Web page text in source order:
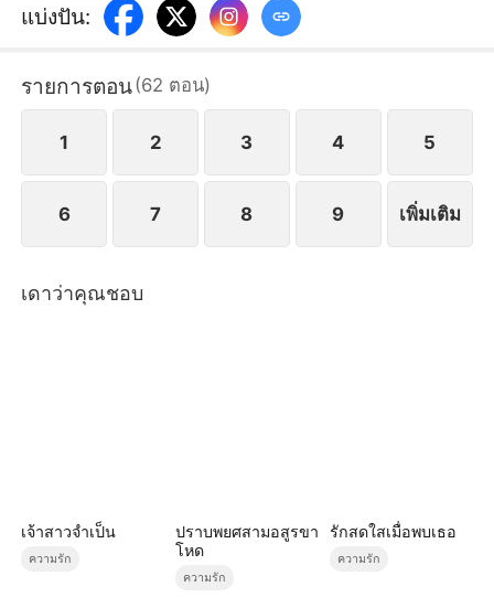
ทำให้ยูจินค่อยๆ ถูกพี่ชายทั้งสามตีตัวออกห่างด้วยหัวใจที่
แหลกสลาย เธอจึงตัดสินใจแต่งงานแบบปุบปับกับฮาจีฮุน
ชายทั้งสามคิดว่ายูจินใช้คำโกหกเพื่อเรียกร้องความสนใจ
จนกระทั่งเธอจากไปตลอดกาล
แบ่งปัน:
รายการตอน(62 ตอน)
1 2 3 4 5
6 7 8 9 เพิ่มเติม
เดาว่าคุณชอบ
เจ้าสาวจำเป็น
ความรัก
ปราบพยศสามอสูรขา
โหด
ความรัก
รักสดใสเมื่อพบเธอ
ความรัก